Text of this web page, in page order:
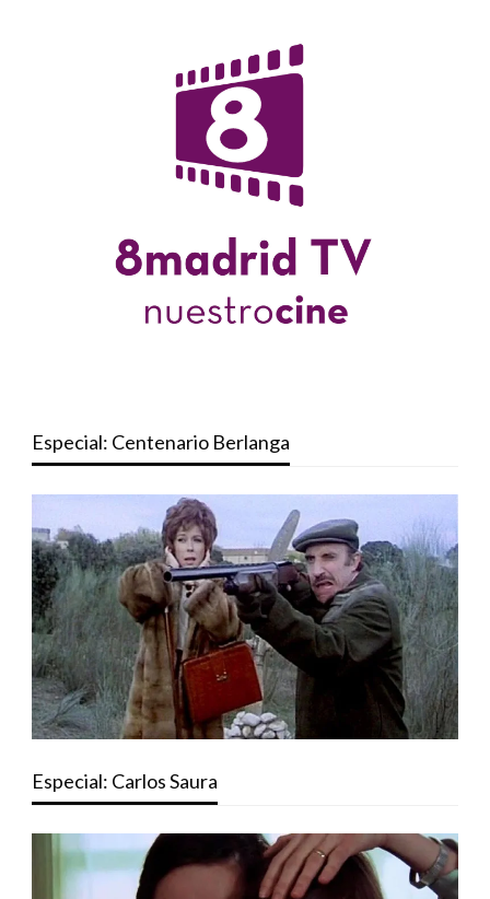
Especial: Centenario Berlanga
Especial: Carlos Saura